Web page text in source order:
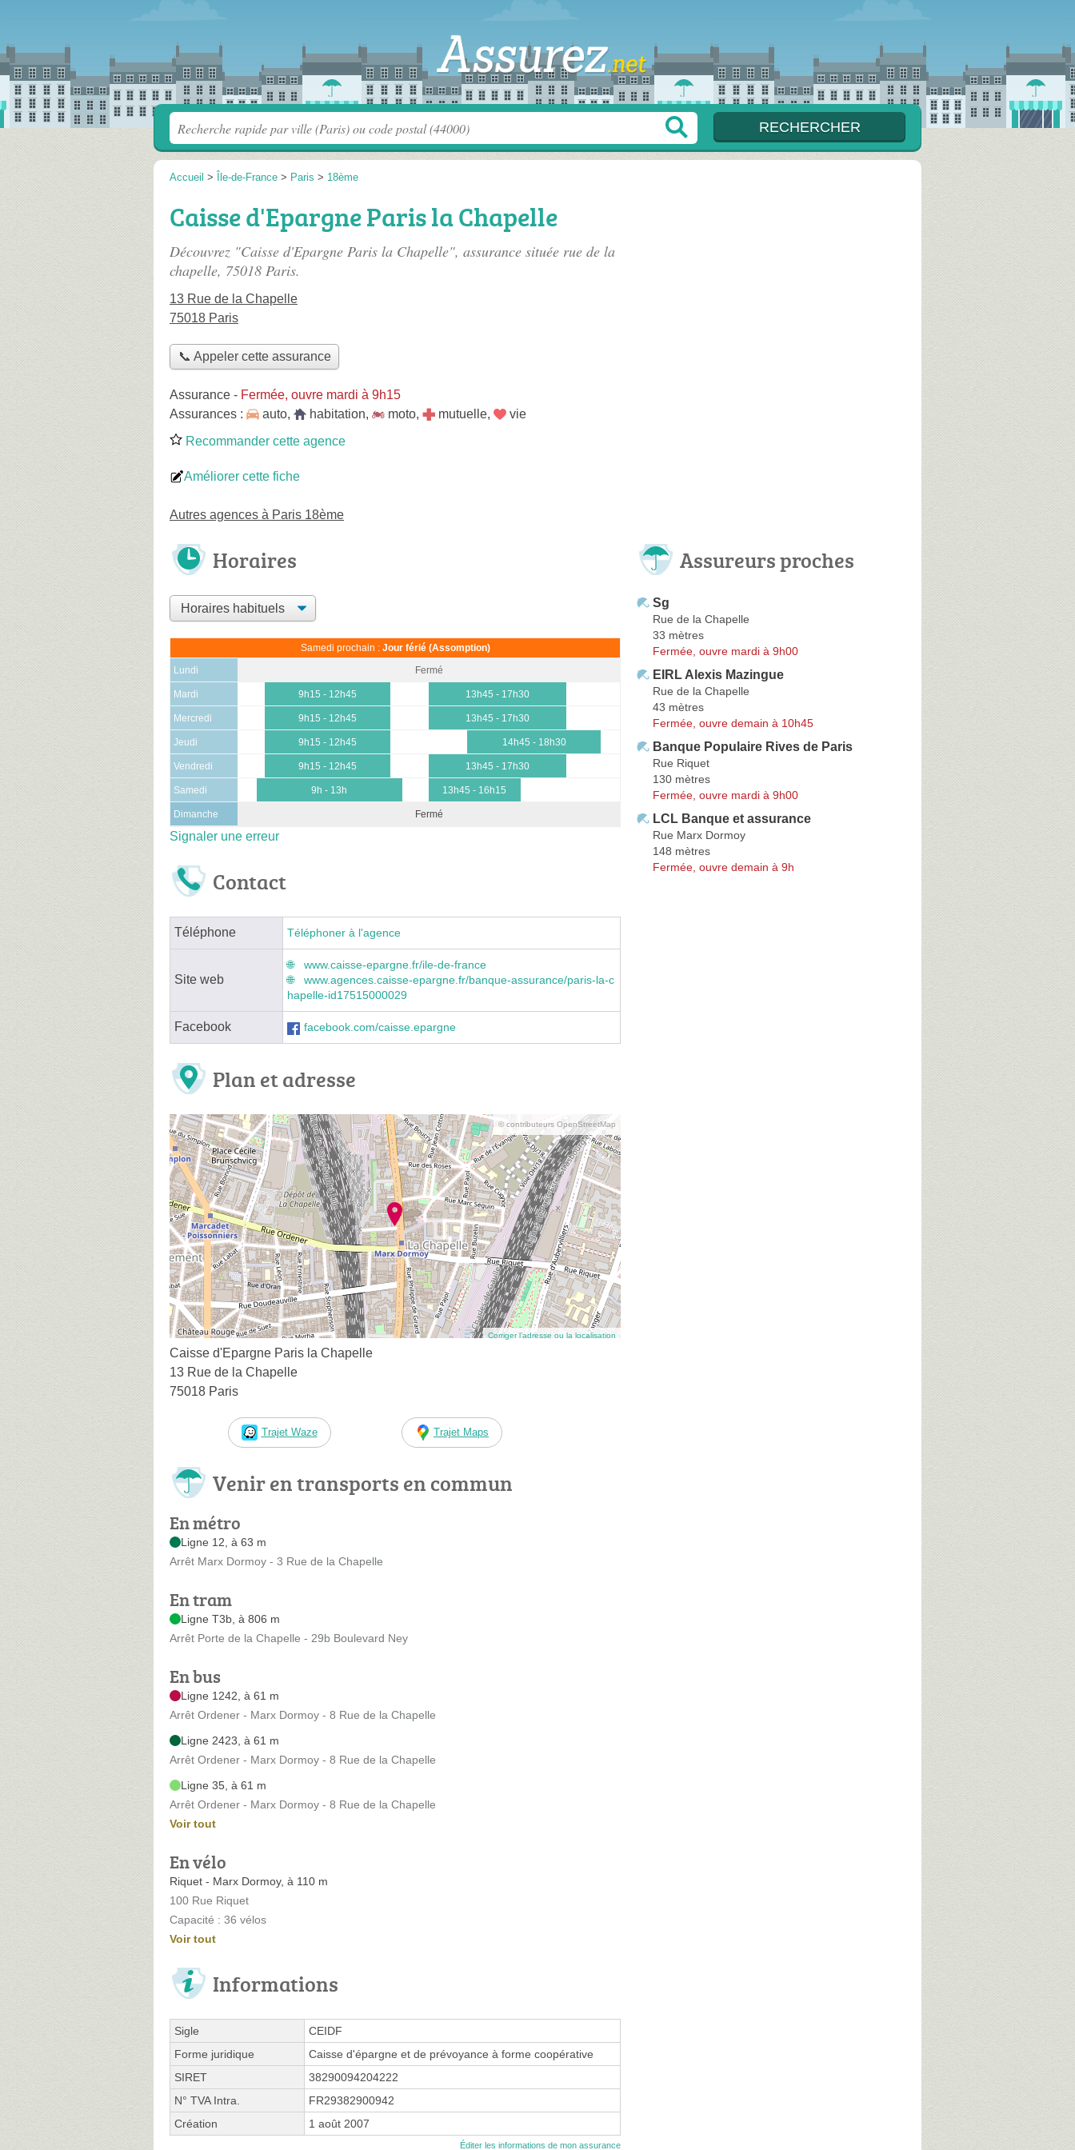
Accueil > Île-de-France > Paris > 18ème
Caisse d'Epargne Paris la Chapelle
Découvrez "Caisse d'Epargne Paris la Chapelle", assurance située rue de la
chapelle, 75018 Paris.
13 Rue de la Chapelle
75018 Paris
📞 Appeler cette assurance
Assurance - Fermée, ouvre mardi à 9h15
Assurances :
auto, habitation, moto, mutuelle,
vie
Recommander cette agence
Améliorer cette fiche
Autres agences à Paris 18ème
Horaires
Samedi prochain : Jour férié (Assomption)
Lundi Fermé
Mardi 9h15 - 12h45 13h45 - 17h30
Mercredi 9h15 - 12h45 13h45 - 17h30
Jeudi 9h15 - 12h45 14h45 - 18h30
Vendredi 9h15 - 12h45 13h45 - 17h30
Samedi 9h - 13h 13h45 - 16h15
Dimanche Fermé
Signaler une erreur
Contact
Téléphone Téléphoner à l'agence
Site web
www.caisse-epargne.fr/ile-de-france
www.agences.caisse-epargne.fr/banque-assurance/paris-la-c
hapelle-id17515000029
Facebook facebook.com/caisse.epargne
Plan et adresse
© contributeurs OpenStreetMap
Corriger l’adresse ou la localisation
Caisse d'Epargne Paris la Chapelle
13 Rue de la Chapelle
75018 Paris
Trajet Waze Trajet Maps
Venir en transports en commun
En métro
Ligne 12, à 63 m
Arrêt Marx Dormoy - 3 Rue de la Chapelle
En tram
Ligne T3b, à 806 m
Arrêt Porte de la Chapelle - 29b Boulevard Ney
En bus
Ligne 1242, à 61 m
Arrêt Ordener - Marx Dormoy - 8 Rue de la Chapelle
Ligne 2423, à 61 m
Arrêt Ordener - Marx Dormoy - 8 Rue de la Chapelle
Ligne 35, à 61 m
Arrêt Ordener - Marx Dormoy - 8 Rue de la Chapelle
Voir tout
En vélo
Riquet - Marx Dormoy, à 110 m
100 Rue Riquet
Capacité : 36 vélos
Voir tout
Informations
Sigle
CEIDF
Forme juridique
Caisse d'épargne et de prévoyance à forme coopérative
SIRET
38290094204222
N° TVA Intra.
FR29382900942
Création
1 août 2007
Éditer les informations de mon assurance
Assureurs proches
Sg
Rue de la Chapelle
33 mètres
Fermée, ouvre mardi à 9h00
EIRL Alexis Mazingue
Rue de la Chapelle
43 mètres
Fermée, ouvre demain à 10h45
Banque Populaire Rives de Paris
Rue Riquet
130 mètres
Fermée, ouvre mardi à 9h00
LCL Banque et assurance
Rue Marx Dormoy
148 mètres
Fermée, ouvre demain à 9h